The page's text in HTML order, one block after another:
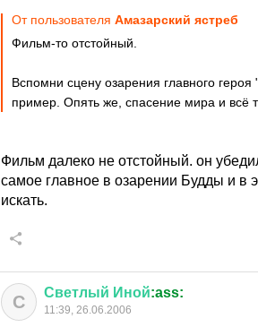
От пользователя Амазарский ястреб
Фильм-то отстойный.
Вспомни сцену озарения главного
пример. Опять же, спасение мира и всё
Фильм далеко не отстойный. он
самое главное в озарении Будды и в
искать.
С Светлый Иной:ass:
11:39, 26.06.2006